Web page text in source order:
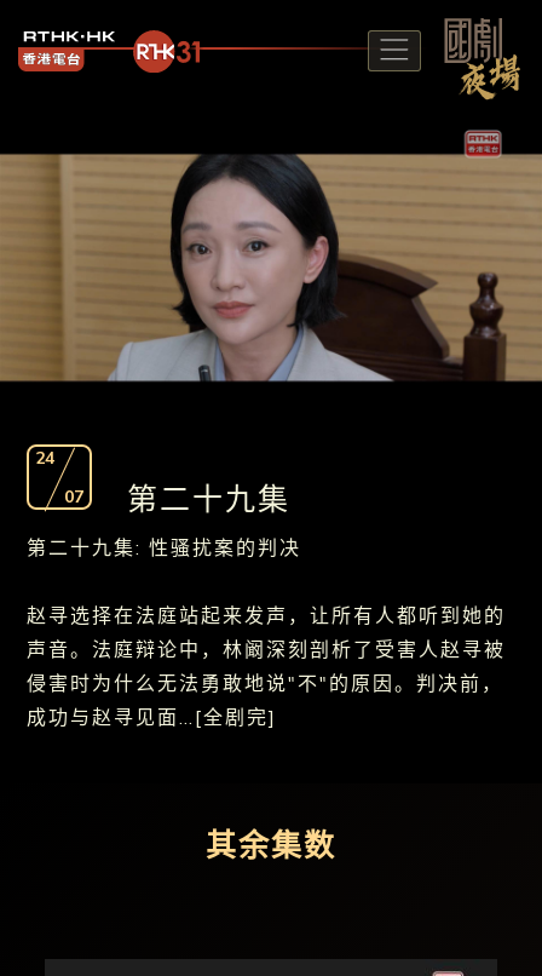
24
07
第二十九集
第二十九集: 性骚扰案的判决
赵寻选择在法庭站起来发声，让所有人都听到她的
声音。法庭辩论中，林阚深刻剖析了受害人赵寻被
侵害时为什么无法勇敢地说"不"的原因。判决前，
成功与赵寻见面…[全剧完]
其余集数